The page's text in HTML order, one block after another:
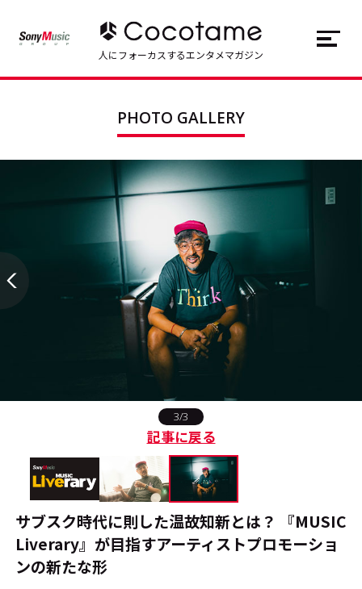
連載一覧 Series
Cocotameとは About
#エンタメ業界のちょっといい話
#リクルート
運営会社
JP EN
人にフォーカスするエンタメマガジン
PHOTO GALLERY
3/3
記事に戻る
サブスク時代に則した温故知新とは？ 『MUSIC
Liverary』が目指すアーティストプロモーショ
ンの新たな形